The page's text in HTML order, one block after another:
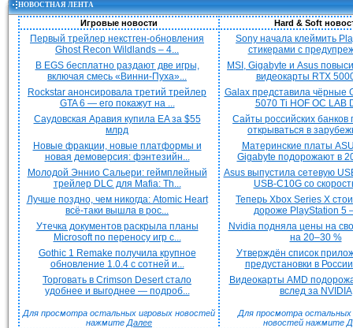
НОВОСТНАЯ ЛЕНТА
Игровые новости Hard & Soft
Первый трейлер некстген-обновления
Ghost Recon Wildlands – 4...
В EGS бесплатно раздают две игры,
включая смесь «Винни-Пуха»...
Rockstar анонсировала третий трейлер
GTA 6 — его покажут на ...
Саудовская Аравия купила EA за $55
млрд
Новые фракции, новые платформы и
новая демоверсия: фэнтезийн...
Молодой Эннио Сальери: геймплейный
трейлер DLC для Mafia: Th...
Лучше поздно, чем никогда: Atomic Heart
всё-таки вышла в рос...
Утечка документов раскрыла планы
Microsoft по переносу игр с...
Gothic 1 Remake получила крупное
обновление 1.0.4 с сотней и...
Торговать в Crimson Desert стало
удобнее и выгоднее — подроб...
Для просмотра остальных игровых новостей
нажмите Далее
Sony начала клеймить
стикерами с
MSI, Gigabyte и Asus
видеокарты RTX
Galax представила чёрные
5070 Ti HOF OC LAB
Сайты российских банков
открываться в
Материнские платы
Gigabyte подорожают в
Asus выпустила сетевую
USB-C10G со
Теперь Xbox Series X
дороже PlayStation 5
Nvidia подняла цены на
на 20–30 %
Утверждён список
предустановки в
Видеокарты AMD
вслед за NVIDIA
Для просмотра остальных
новостей нажмите